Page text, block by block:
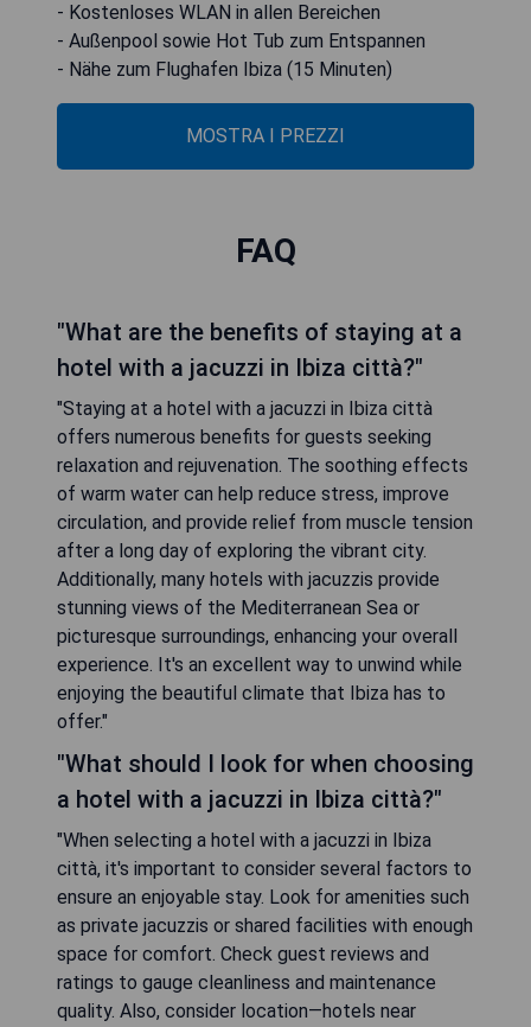
- Kostenloses WLAN in allen Bereichen
- Außenpool sowie Hot Tub zum Entspannen
- Nähe zum Flughafen Ibiza (15 Minuten)
MOSTRA I PREZZI
FAQ
"What are the benefits of staying at a
hotel with a jacuzzi in Ibiza città?"
"Staying at a hotel with a jacuzzi in Ibiza città
offers numerous benefits for guests seeking
relaxation and rejuvenation. The soothing effects
of warm water can help reduce stress, improve
circulation, and provide relief from muscle tension
after a long day of exploring the vibrant city.
Additionally, many hotels with jacuzzis provide
stunning views of the Mediterranean Sea or
picturesque surroundings, enhancing your overall
experience. It's an excellent way to unwind while
enjoying the beautiful climate that Ibiza has to
offer."
"What should I look for when choosing
a hotel with a jacuzzi in Ibiza città?"
"When selecting a hotel with a jacuzzi in Ibiza
città, it's important to consider several factors to
ensure an enjoyable stay. Look for amenities such
as private jacuzzis or shared facilities with enough
space for comfort. Check guest reviews and
ratings to gauge cleanliness and maintenance
quality. Also, consider location—hotels near